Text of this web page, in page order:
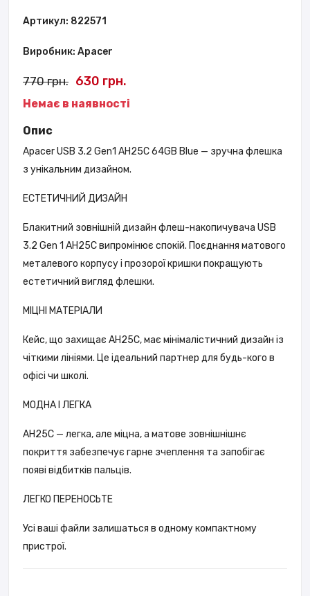
Артикул: 822571
Виробник: Apacer
770 грн. 630 грн.
Немає в наявності
Опис
Apacer USB 3.2 Gen1 AH25C 64GB Blue — зручна флешка
з унікальним дизайном.
ЕСТЕТИЧНИЙ ДИЗАЙН
Блакитний зовнішній дизайн флеш-накопичувача USB
3.2 Gen 1 AH25C випромінює спокій. Поєднання матового
металевого корпусу і прозорої кришки покращують
естетичний вигляд флешки.
МІЦНІ МАТЕРІАЛИ
Кейс, що захищає AH25C, має мінімалістичний дизайн із
чіткими лініями. Це ідеальний партнер для будь-кого в
офісі чи школі.
МОДНА І ЛЕГКА
AH25C — легка, але міцна, а матове зовнішнішнє
покриття забезпечує гарне зчеплення та запобігає
появі відбитків пальців.
ЛЕГКО ПЕРЕНОСЬТЕ
Усі ваші файли залишаться в одному компактному
пристрої.